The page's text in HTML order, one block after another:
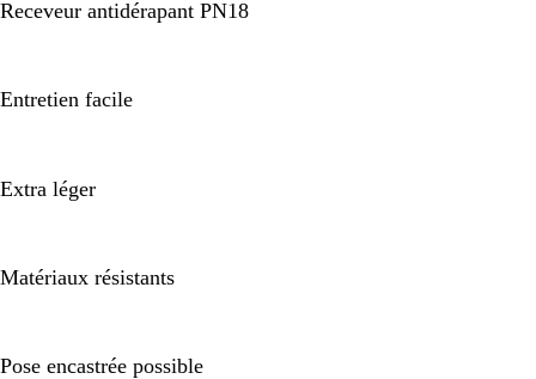
Receveur antidérapant PN18
Entretien facile
Extra léger
Matériaux résistants
Pose encastrée possible